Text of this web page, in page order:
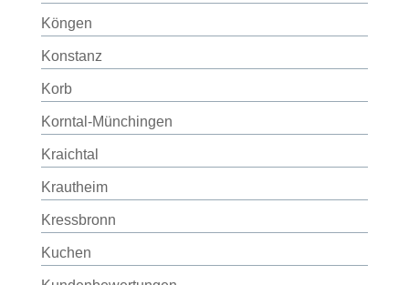
Köngen
Konstanz
Korb
Korntal-Münchingen
Kraichtal
Krautheim
Kressbronn
Kuchen